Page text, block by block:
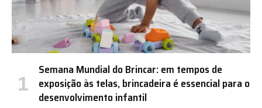
Semana Mundial do Brincar: em tempos de
exposição às telas, brincadeira é essencial para o
desenvolvimento infantil